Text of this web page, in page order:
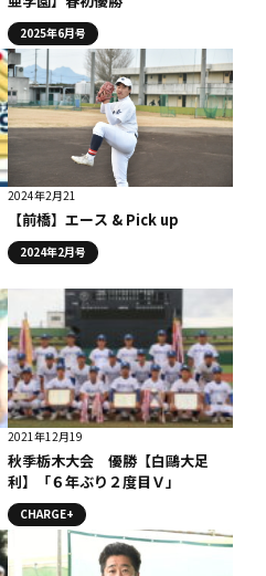
2025年6月号
2024年2月21
【前橋】エース & Pick up
2024年2月号
2021年12月19
秋季栃木大会 優勝【白鷗大足
利】「６年ぶり２度目Ｖ」
CHARGE+